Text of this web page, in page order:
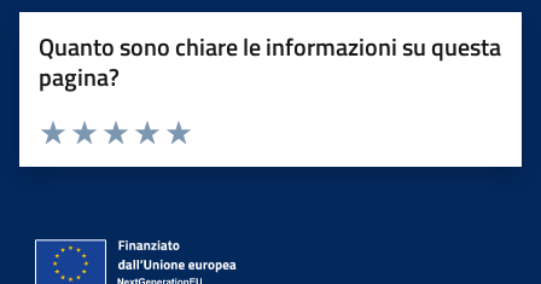
Quanto sono chiare le informazioni su questa
pagina?
Valuta 5 stelle su 5
Valuta 4 stelle su 5
Valuta 3 stelle su 5
Valuta 2 stelle su 5
Valuta 1 stelle su 5